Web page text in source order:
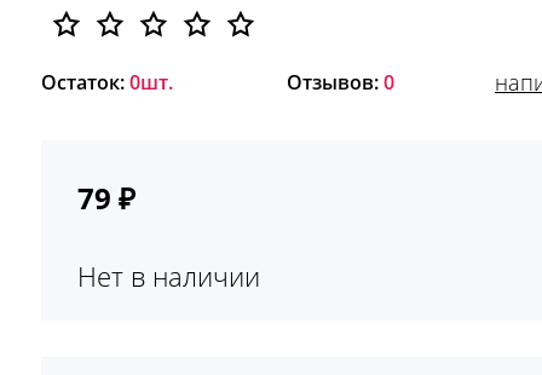
Остаток:0шт. Отзывов: 0
79 ₽
Нет в наличии